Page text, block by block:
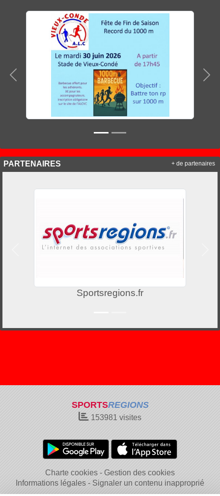
Précedent
PARTENAIRES
Sportsregions.fr
+ de partenaires
SPORTSREGIONS
153981 visites
Charte cookies
Gestion des cookies
Informations légales
Signaler un contenu inapproprié